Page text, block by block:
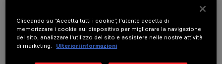
COMPONENTI OPZIONALI
Cliccando su “Accetta tutti i cookie”, l'utente accetta di
memorizzare i cookie sul dispositivo per migliorare la navigazione
del sito, analizzare l'utilizzo del sito e assistere nelle nostre attività
di marketing.
Ulteriori informazioni